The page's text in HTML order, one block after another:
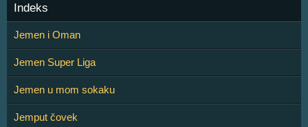
Indeks
Jemen i Oman
Jemen Super Liga
Jemen u mom sokaku
Jemput čovek